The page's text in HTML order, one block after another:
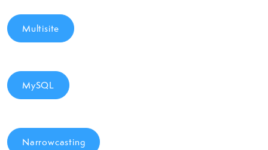
Multisite
MySQL
Narrowcasting